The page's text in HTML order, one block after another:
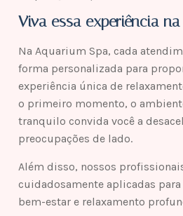
Viva essa experiência
Na Aquarium Spa, cada
forma personalizada para
experiência única de
o primeiro momento, o
tranquilo convida você a
preocupações de lado.
Além disso, nossos
cuidadosamente aplicadas
bem-estar e relaxamento